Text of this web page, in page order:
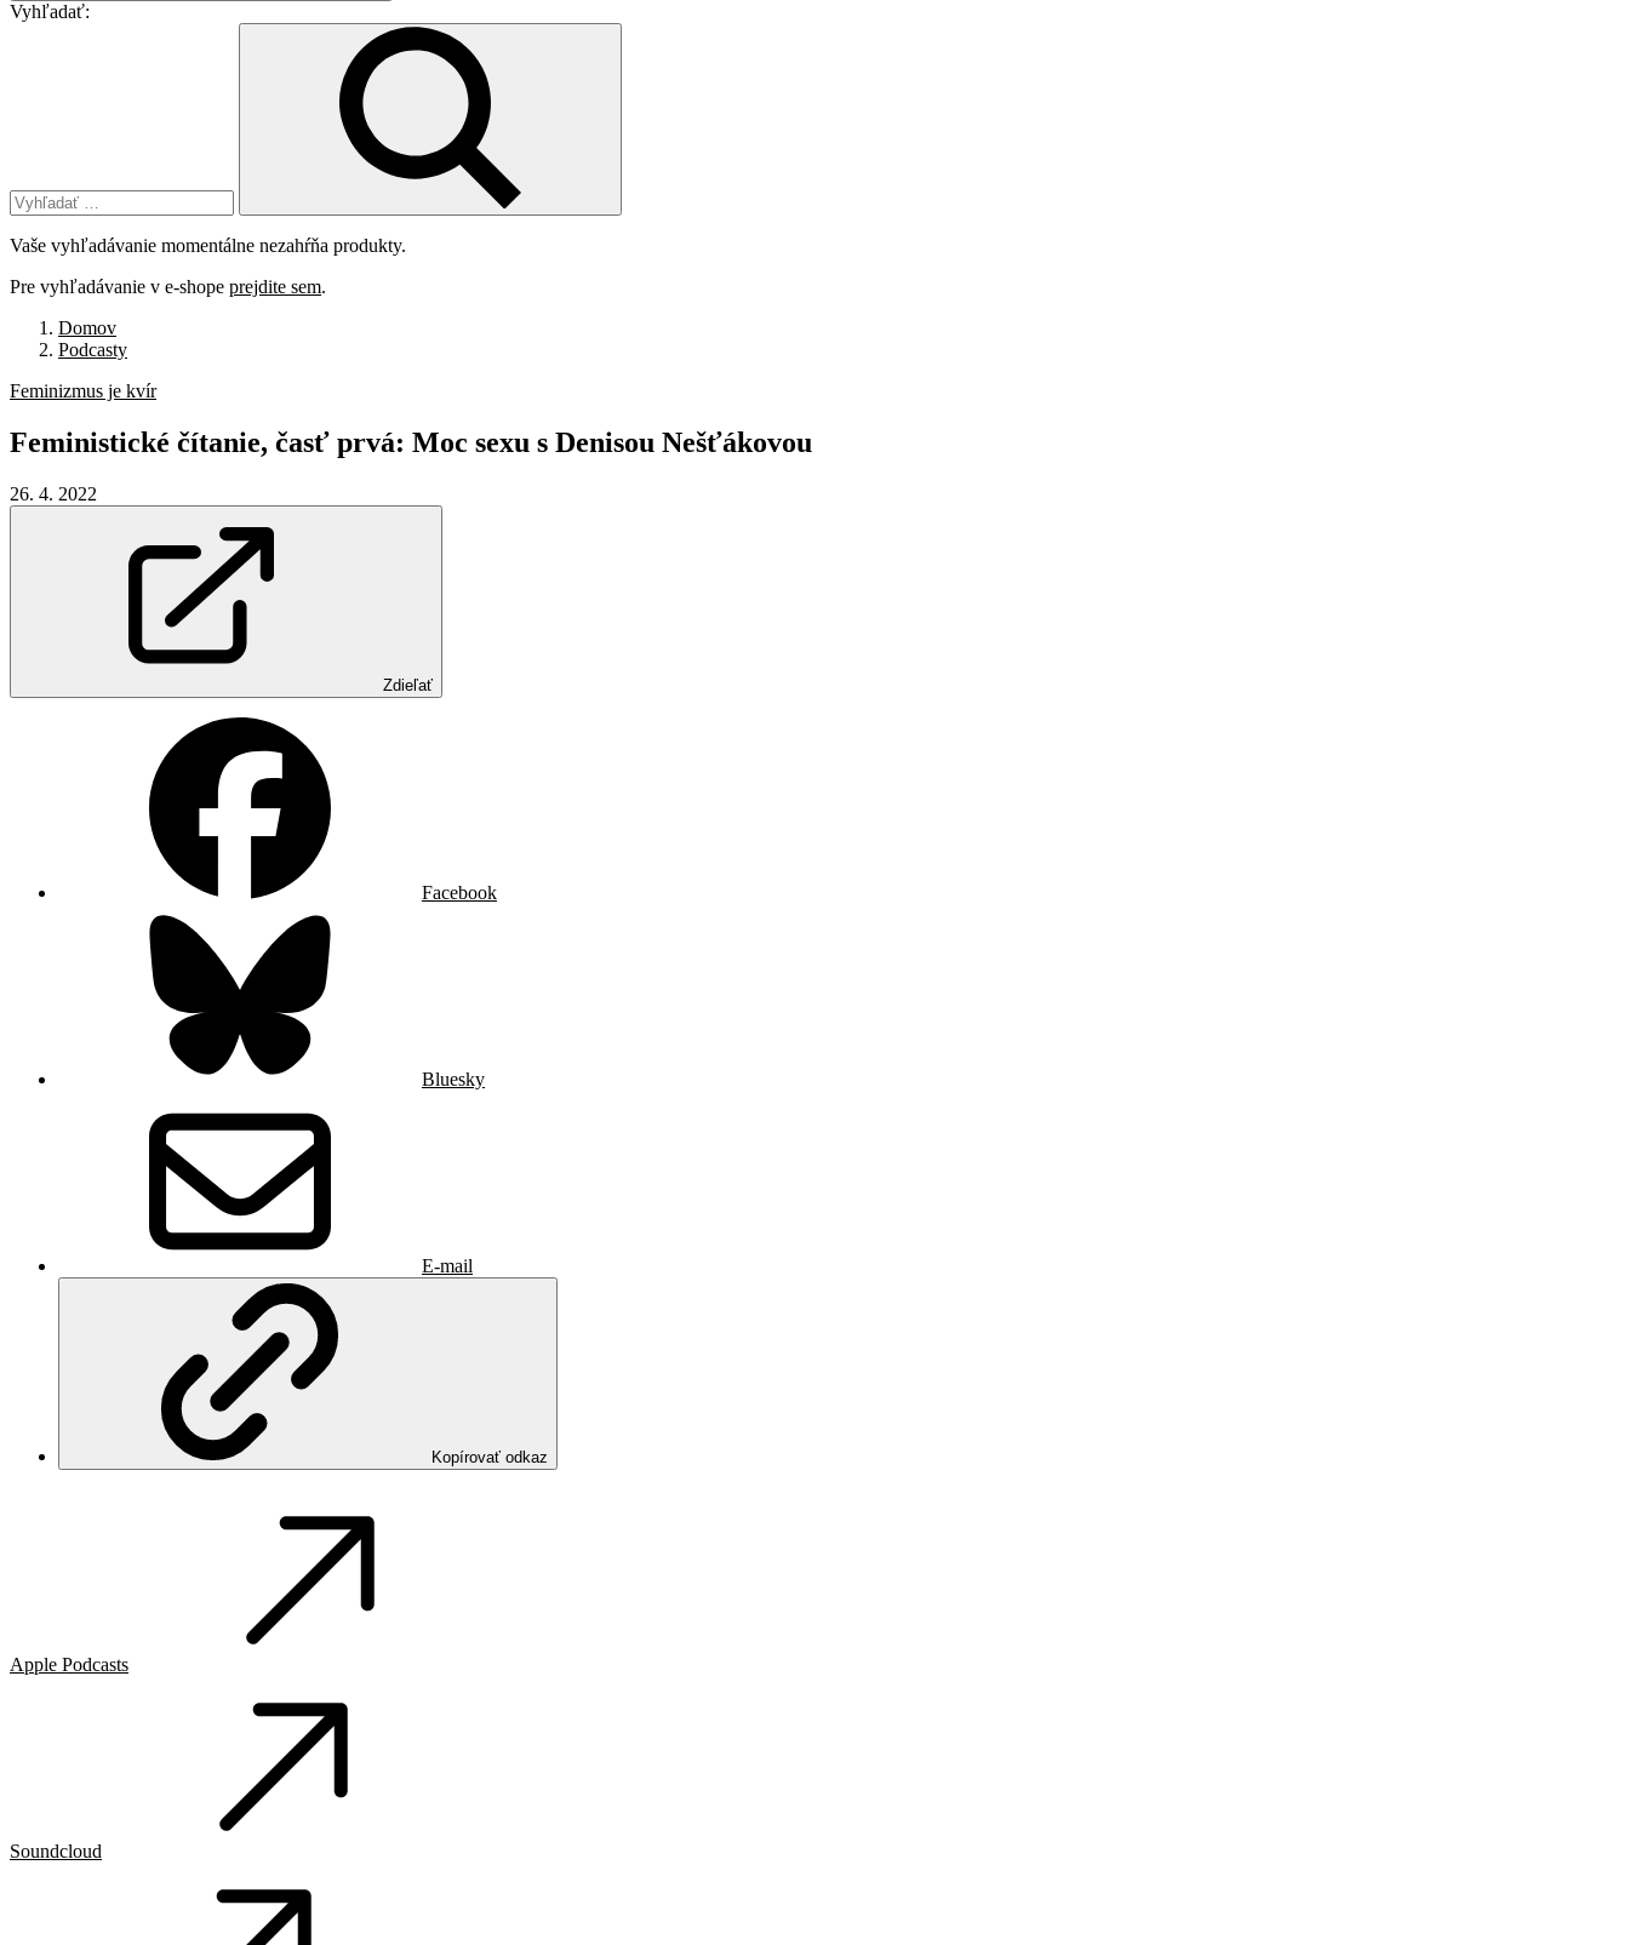
Vyhľadať:
Vaše vyhľadávanie momentálne nezahŕňa produkty.
Pre vyhľadávanie v e-shope prejdite sem.
Domov
Podcasty
Feminizmus je kvír
Feministické čítanie, časť prvá: Moc sexu s Denisou Nešťákovou
26. 4. 2022
Zdieľať
Facebook
Bluesky
E-mail
Kopírovať odkaz
Apple Podcasts
Soundcloud